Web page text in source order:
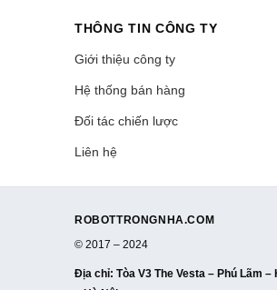
THÔNG TIN CÔNG TY
Giới thiệu công ty
Hệ thống bán hàng
Đối tác chiến lược
Liên hệ
ROBOTTRONGNHA.COM
© 2017 – 2024
Địa chỉ: Tòa V3 The Vesta – Phú Lãm –